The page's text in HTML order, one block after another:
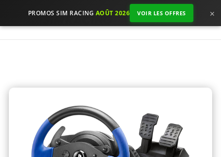
PROMOS SIM RACING AOÛT 2026 VOIR LES OFFRES ×